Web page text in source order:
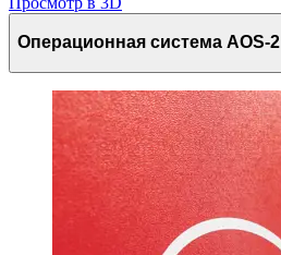
Операционная система AOS-2